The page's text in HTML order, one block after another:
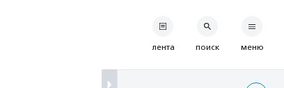
лента поиск меню